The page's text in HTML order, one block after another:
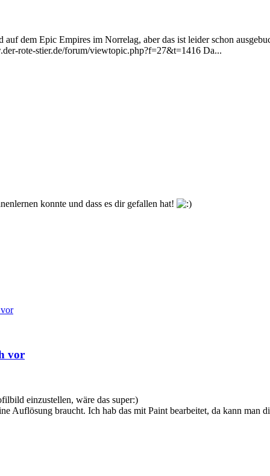
dem Epic Empires im Norrelag, aber das ist leider schon
rote-stier.de/forum/viewtopic.php?f=27&t=1416 Da...
konnte und dass es dir gefallen hat!
vor
einzustellen, wäre das super:)
Auflösung braucht. Ich hab das mit Paint bearbeitet, da kann man